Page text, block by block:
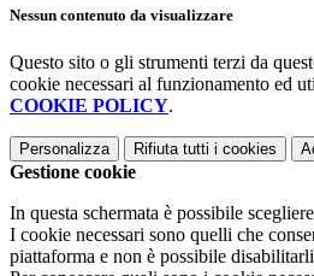
Nessun contenuto da visualizzare
Questo sito o gli strumenti terzi da
cookie necessari al funzionamento ed
COOKIE POLICY.
Personalizza Rifiuta tutti i cookies
Gestione cookie
In questa schermata è possibile
I cookie necessari sono quelli che
piattaforma e non è possibile